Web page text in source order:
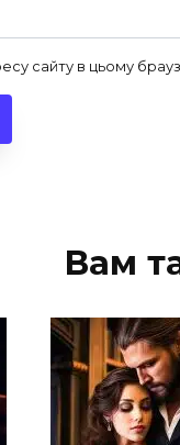
сайту в цьому
Вам